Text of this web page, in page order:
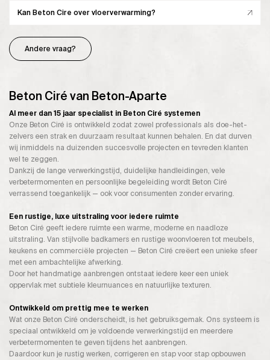
Kan Beton Cire over vloerverwarming?
Andere vraag?
Beton Ciré van Beton-Aparte
Al meer dan 15 jaar specialist in Beton Ciré systemen
Onze Beton Ciré is ontwikkeld zodat zowel professionals als doe-het-
zelvers een strak en duurzaam resultaat kunnen behalen. En dat durven
wij inmiddels na duizenden succesvolle projecten en tevreden klanten
wel te zeggen.
Dankzij de lange verwerkingstijd, duidelijke handleidingen, vele
verbetermomenten en persoonlijke begeleiding wordt Beton Ciré
verrassend toegankelijk — ook voor consumenten zonder ervaring.
Een rustige, luxe uitstraling voor iedere ruimte
Beton Ciré geeft iedere ruimte een warme, moderne en naadloze
uitstraling. Van stijlvolle badkamers en rustige woonvloeren tot meubels,
keukens en commerciële projecten — Beton Ciré creëert een unieke sfeer
met een ambachtelijke afwerking.
Door het handmatige aanbrengen ontstaat iedere keer een uniek
oppervlak met subtiele kleurnuances en natuurlijke texturen.
Ontwikkeld om prettig mee te werken
Wat onze Beton Ciré onderscheidt, is het gebruiksgemak. Ons systeem is
speciaal ontwikkeld om je voldoende verwerkingstijd en meerdere
verbetermomenten te geven tijdens het aanbrengen.
Daardoor kun je rustig werken, corrigeren en stap voor stap opbouwen